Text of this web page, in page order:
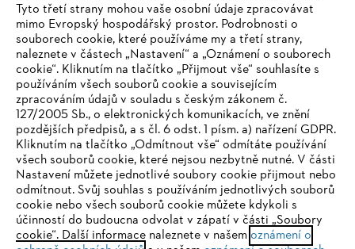
IHR BROWSER WIRD NICHT
UNTERSTÜTZT
Sie nutzen einen Browser, den wir noch nicht unterstützen. Für
eine optimale Nutzung unserer Seite empfehlen wir Ihnen, zu
Tyto třetí strany mohou vaše osobní údaje zpracovávat
mimo Evropský hospodářský prostor. Podrobnosti o
souborech cookie, které používáme my a třetí strany,
naleznete v částech „Nastavení“ a „Oznámení o souborech
cookie“. Kliknutím na tlačítko „Přijmout vše“ souhlasíte s
používáním všech souborů cookie a souvisejícím
zpracováním údajů v souladu s českým zákonem č.
127/2005 Sb., o elektronických komunikacích, ve znění
pozdějších předpisů, a s čl. 6 odst. 1 písm. a) nařízení GDPR.
Kliknutím na tlačítko „Odmítnout vše“ odmítáte používání
všech souborů cookie, které nejsou nezbytně nutné. V části
Nastavení můžete jednotlivé soubory cookie přijmout nebo
odmítnout. Svůj souhlas s používáním jednotlivých souborů
cookie nebo všech souborů cookie můžete kdykoli s
účinností do budoucna odvolat v zápatí v části „Soubory
cookie“. Další informace naleznete v našem oznámení o